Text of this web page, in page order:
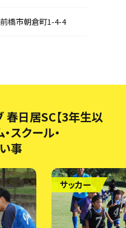
橋市朝倉町1-4-4
春日居SC【3年生以
スクール・
事
サッカー